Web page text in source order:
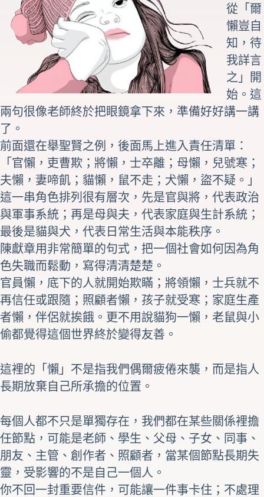
從「爾
懶豈自
知，待
我詳言
之」開
始。這
兩句很像老師終於把眼鏡拿下來，準備好好講一講
了。
前面還在舉聖賢之例，後面馬上進入責任清單：
「官懶，吏曹欺；將懶，士卒離；母懶，兒號寒；
夫懶，妻啼飢；貓懶，鼠不走；犬懶，盜不疑。」
這一串角色排列很有層次，先是官與將，代表政治
與軍事系統；再是母與夫，代表家庭與生計系統；
最後是貓與犬，代表日常生活與本能秩序。
陳獻章用非常簡單的句式，把一個社會如何因為角
色失職而鬆動，寫得清清楚楚。
官員懶，底下的人就開始欺瞞；將領懶，士兵就不
再信任或跟隨；照顧者懶，孩子就受寒；家庭生產
者懶，伴侶就挨餓。更不用說貓狗一懶，老鼠與小
偷都覺得這個世界終於變得友善。
這裡的「懶」不是指我們偶爾疲倦來襲，而是指人
長期放棄自己所承擔的位置。
每個人都不只是單獨存在，我們都在某些關係裡擔
任節點，可能是老師、學生、父母、子女、同事、
朋友、主管、創作者、照顧者，當某個節點長期失
靈，受影響的不是自己一個人。
你不回一封重要信件，可能讓一件事卡住；不處理